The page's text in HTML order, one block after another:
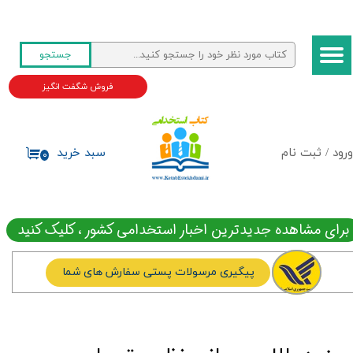
ورود / ثبت نام
حساب کاربری من
تغییر گذر واژه
جستجو
۰ سبد خرید
فروش شگفت انگیز
برای مشاهده جدیدترین اخبار استخدامی کشور ، کلیک کنید
پیگیری مرسولات پستی سفارش های شما